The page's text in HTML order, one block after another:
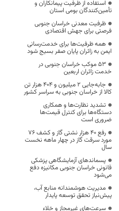
استفاده از ظرفیت پیمانکاران و
تأمین‌کنندگان بومی استان
ظرفیت معدنی خراسان جنوبی
فرصتی برای جهش اقتصادی
همه ظرفیت‌ها برای خدمت‌رسانی
ایمن به زائران پایان صفر بسیج شود
53 موکب خراسان جنوبی در
خدمت زائران اربعین
جابه‌جایی 2 میلیون و 404 هزار تن
کالا از خراسان جنوبی به سراسر کشور
تشدید نظارت‌ها و همکاری
دستگاه‌ها برای کنترل قیمت‌ها
ضروری است
رفع 40 هزار نشتی گاز و کشف 76
مورد سرقت گاز در چهار ماهه نخست
سال
پسماندهای آزمایشگاهی پزشکی
قانونی خراسان جنوبی مکانیزه دفع
می‌شود
مدیریت هوشمندانه منابع آب،
پیش‌نیاز تحقق توسعه پایدار
سرعت‌های غیرمجاز و خلاء